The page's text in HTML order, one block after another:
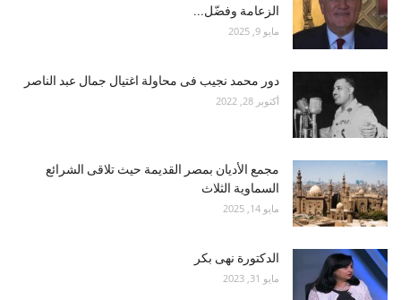
الزعامة وفضّل...
مايو 9, 2025
دور محمد نجيب فى محاولة اغتيال جمال عبد الناصر
أكتوبر 28, 2022
مجمع الأديان بمصر القديمة حيث تلاقى الشرائع
السماوية الثلاث
مايو 14, 2025
الدكتورة نهى بكر
مايو 31, 2023